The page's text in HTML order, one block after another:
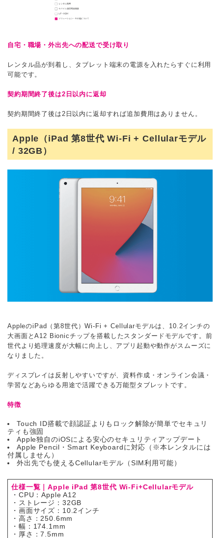
自宅・職場・外出先への配送で受け取り
レンタル品が到着し、タブレット端末の電源を入れたらすぐに利用
可能です。
契約期間終了後は2日以内に返却
契約期間終了後は2日以内に返却すれば追加費用はありません。
Apple（iPad 第8世代 Wi-Fi + Cellularモデル
/ 32GB）
AppleのiPad（第8世代）Wi-Fi + Cellularモデルは、10.2インチの
大画面とA12 Bionicチップを搭載したスタンダードモデルです。前
世代より処理速度が大幅に向上し、アプリ起動や動作がスムーズに
なりました。
ディスプレイは反射しやすいですが、資料作成・オンライン会議・
学習などあらゆる用途で活躍できる万能型タブレットです。
特徴
Touch ID搭載で顔認証よりもロック解除が簡単でセキュリ
ティも強固
Apple独自のiOSによる安心のセキュリティアップデート
Apple Pencil・Smart Keyboardに対応（※本レンタルには
付属しません）
外出先でも使えるCellularモデル（SIM利用可能）
仕様一覧｜Apple iPad 第8世代 Wi-Fi+Cellularモデル
・CPU：Apple A12
・ストレージ：32GB
・画面サイズ：10.2インチ
・高さ：250.6mm
・幅：174.1mm
・厚さ：7.5mm